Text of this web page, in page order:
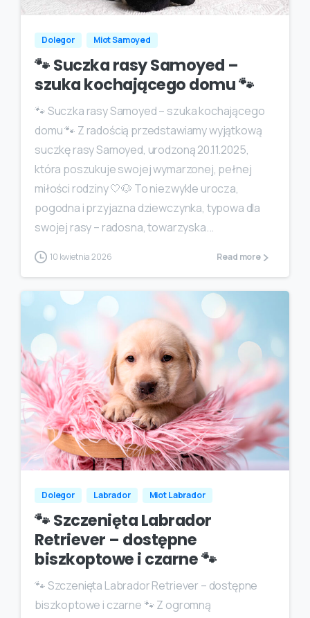
Dolegor Miot Samoyed
🐾 Suczka rasy Samoyed –
szuka kochającego domu 🐾
🐾 Suczka rasy Samoyed – szuka kochającego
domu 🐾 Z radością przedstawiamy wyjątkową
suczkę rasy Samoyed, urodzoną 20.11.2025,
która poszukuje swojej wymarzonej, pełnej
miłości rodziny 🤍🐶 To niezwykle urocza,
pogodna i przyjazna dziewczynka, typowa dla
swojej rasy – radosna, towarzyska...
10 kwietnia 2026 Read more
Dolegor Labrador Miot Labrador
🐾 Szczenięta Labrador
Retriever – dostępne
biszkoptowe i czarne 🐾
🐾 Szczenięta Labrador Retriever – dostępne
biszkoptowe i czarne 🐾 Z ogromną